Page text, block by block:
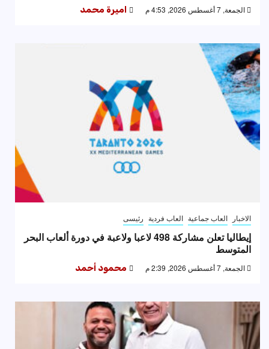
الجمعة, 7 أغسطس 2026, 4:53 م اميرة محمد
الاخبار العاب جماعية العاب فردية رئيسى
إيطاليا تعلن مشاركة 498 لاعبا ولاعبة في دورة ألعاب البحر
المتوسط
الجمعة, 7 أغسطس 2026, 2:39 م محمود أحمد